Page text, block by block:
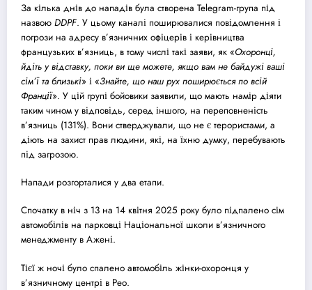
За кілька днів до нападів була створена Telegram-група під
назвою DDPF. У цьому каналі поширювалися повідомлення і
погрози на адресу в’язничних офіцерів і керівництва
французьких в’язниць, в тому числі такі заяви, як «Охоронці,
йдіть у відставку, поки ви ще можете, якщо вам не байдужі ваші
сім’ї та близькі» і «Знайте, що наш рух поширюється по всій
Франції». У цій групі бойовики заявили, що мають намір діяти
таким чином у відповідь, серед іншого, на переповненість
в’язниць (131%). Вони стверджували, що не є терористами, а
діють на захист прав людини, які, на їхню думку, перебувають
під загрозою.
Напади розгорталися у два етапи.
Спочатку в ніч з 13 на 14 квітня 2025 року було підпалено сім
автомобілів на парковці Національної школи в’язничного
менеджменту в Ажені.
Тієї ж ночі було спалено автомобіль жінки-охоронця у
в’язничному центрі в Рео.